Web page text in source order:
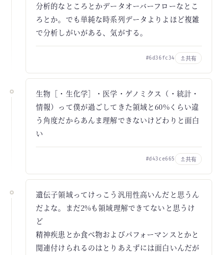
分析的なところとかデータオーバーフローなとこ
ろとか。でも単純な時系列データよりよほど複雑
で分析しがいがある、気がする。
#6d36fc34 共有
生物［・生化学］・医学・ゲノミクス（・統計・
情報）って僕が過ごしてきた領域と60%くらい違
う角度だからあんま理解できないけどわりと面白
い
#d43ce665 共有
遺伝子領域ってけっこう汎用性高いんだと思うん
だよな。まだ2%も領域理解できてないと思うけ
ど
精神疾患とか食べ物およびパフォーマンスとかと
関連付けられるのはとりあえずには面白いんだが